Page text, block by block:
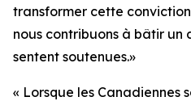
transformer cette
nous contribuons à bâtir un
sentent soutenues.»
« Lorsque les Canadiennes